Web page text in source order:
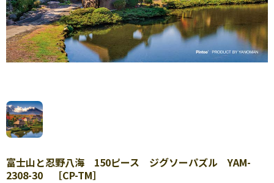
富士山と忍野八海 150ピース ジグソーパズル YAM-
2308-30 ［CP-TM］